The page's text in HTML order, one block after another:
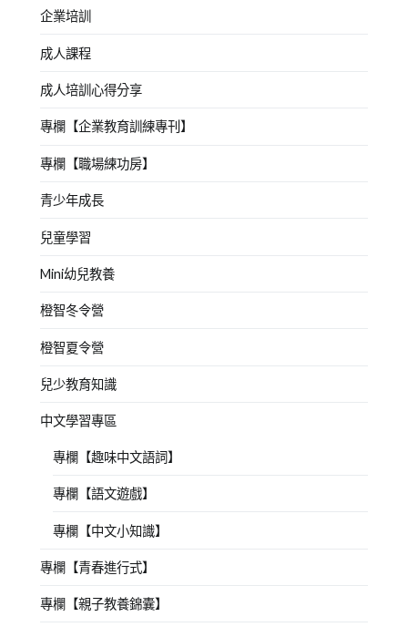
企業培訓
成人課程
成人培訓心得分享
專欄【企業教育訓練專刊】
專欄【職場練功房】
青少年成長
兒童學習
Mini幼兒教養
橙智冬令營
橙智夏令營
兒少教育知識
中文學習專區
專欄【趣味中文語詞】
專欄【語文遊戲】
專欄【中文小知識】
專欄【青春進行式】
專欄【親子教養錦囊】